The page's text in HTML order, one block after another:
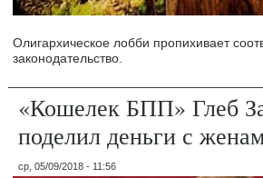
Олигархическое лобби пропихивает
законодательство.
«Кошелек БПП» Глеб
поделил деньги с
ср, 05/09/2018 - 11:56